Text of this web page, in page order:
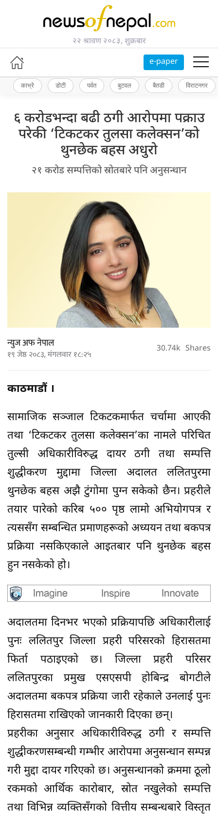
२२ श्रावण २०८३, शुक्रबार
e-paper
काभ्रे डोटी पर्वत बुटवल बैतडी विराटनगर
६ करोडभन्दा बढी ठगी आरोपमा पक्राउ
परेकी ‘टिकटकर तुलसा कलेक्सन’को
थुनछेक बहस अधुरो
२१ करोड सम्पत्तिको स्रोतबारे पनि अनुसन्धान
न्युज अफ नेपाल
१९ जेष्ठ २०८३, मंगलवार १८:२५ 30.74k Shares
काठमाडौं ।
सामाजिक सञ्जाल टिकटकमार्फत चर्चामा आएकी
तथा ‘टिकटकर तुलसा कलेक्सन’का नामले परिचित
तुल्सी अधिकारीविरुद्ध दायर ठगी तथा सम्पत्ति
शुद्धीकरण मुद्दामा जिल्ला अदालत ललितपुरमा
थुनछेक बहस अझै टुंगोमा पुग्न सकेको छैन। प्रहरीले
तयार पारेको करिब ५०० पृष्ठ लामो अभियोगपत्र र
त्यससँग सम्बन्धित प्रमाणहरूको अध्ययन तथा बकपत्र
प्रक्रिया नसकिएकाले आइतबार पनि थुनछेक बहस
हुन नसकेको हो।
अदालतमा दिनभर भएको प्रक्रियापछि अधिकारीलाई
पुनः ललितपुर जिल्ला प्रहरी परिसरको हिरासतमा
फिर्ता पठाइएको छ। जिल्ला प्रहरी परिसर
ललितपुरका प्रमुख एसएसपी होबिन्द्र बोगटीले
अदालतमा बकपत्र प्रक्रिया जारी रहेकाले उनलाई पुनः
हिरासतमा राखिएको जानकारी दिएका छन्।
प्रहरीका अनुसार अधिकारीविरुद्ध ठगी र सम्पत्ति
शुद्धीकरणसम्बन्धी गम्भीर आरोपमा अनुसन्धान सम्पन्न
गरी मुद्दा दायर गरिएको छ। अनुसन्धानको क्रममा ठूलो
रकमको आर्थिक कारोबार, स्रोत नखुलेको सम्पत्ति
तथा विभिन्न व्यक्तिसँगको वित्तीय सम्बन्धबारे विस्तृत